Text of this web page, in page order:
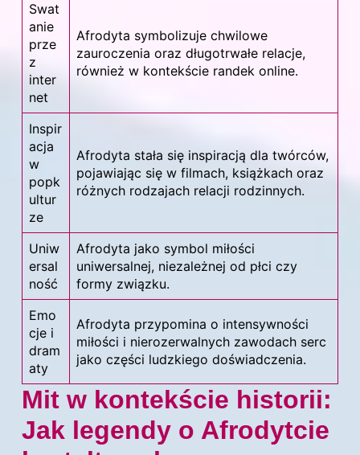
Swat
anie
prze
z
inter
net
Afrodyta symbolizuje chwilowe
zauroczenia oraz długotrwałe relacje,
również w kontekście randek online.
Inspir
acja
w
popk
ultur
ze
Afrodyta stała się inspiracją dla twórców,
pojawiając się w filmach, książkach oraz
różnych rodzajach relacji rodzinnych.
Uniw
ersal
ność
Afrodyta jako symbol miłości
uniwersalnej, niezależnej od płci czy
formy związku.
Emo
cje i
dram
aty
Afrodyta przypomina o intensywności
miłości i nierozerwalnych zawodach serc
jako części ludzkiego doświadczenia.
Mit w kontekście historii:
Jak legendy o Afrodytcie